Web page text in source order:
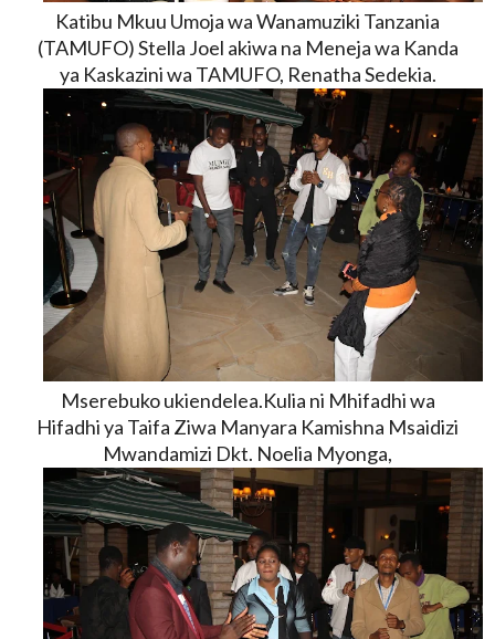
Katibu Mkuu Umoja wa Wanamuziki Tanzania
(TAMUFO) Stella Joel akiwa na Meneja wa Kanda
ya Kaskazini wa TAMUFO, Renatha Sedekia.
Mserebuko ukiendelea.Kulia ni Mhifadhi wa
Hifadhi ya Taifa Ziwa Manyara Kamishna Msaidizi
Mwandamizi Dkt. Noelia Myonga,